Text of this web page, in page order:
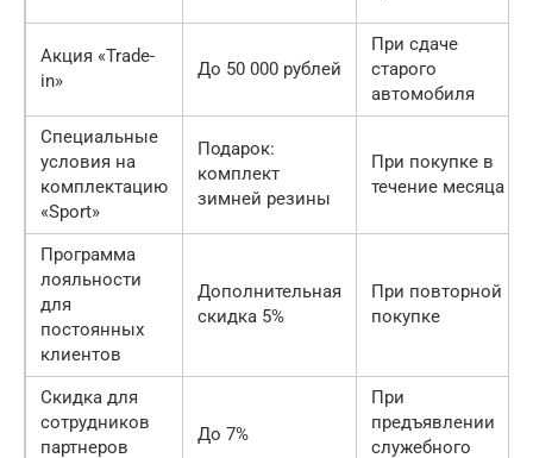
Акция «Trade-
in»
До 50 000 рублей
При сдаче
старого
автомобиля
Специальные
условия на
комплектацию
«Sport»
Подарок:
комплект
зимней резины
При покупке в
течение месяца
Программа
лояльности
для
постоянных
клиентов
Дополнительная
скидка 5%
При повторной
покупке
Скидка для
сотрудников
партнеров
До 7%
При
предъявлении
служебного